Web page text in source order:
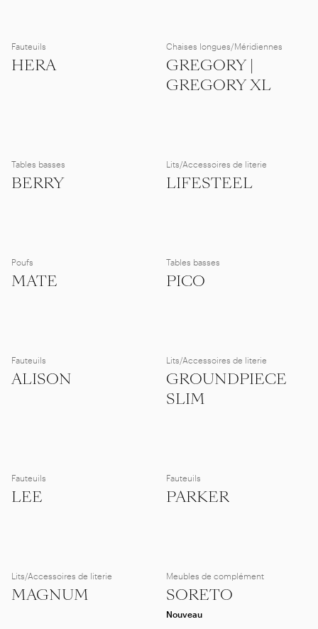
Fauteuils
HERA
Chaises longues/Méridiennes
GREGORY |
GREGORY XL
Tables basses
BERRY
Lits/Accessoires de literie
LIFESTEEL
Poufs
MATE
Tables basses
PICO
Fauteuils
ALISON
Lits/Accessoires de literie
GROUNDPIECE
SLIM
Fauteuils
LEE
Fauteuils
PARKER
Lits/Accessoires de literie
MAGNUM
Meubles de complément
SORETO
Nouveau